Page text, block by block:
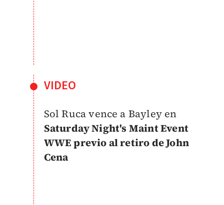
VIDEO
Sol Ruca vence a Bayley en
Saturday Night's Maint Event
WWE previo al retiro de John
Cena